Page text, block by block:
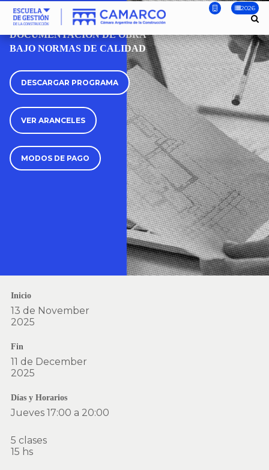
2026
CURSO
DOCUMENTACIÓN DE OBRA
BAJO NORMAS DE CALIDAD
DESCARGAR PROGRAMA
VER ARANCELES
MODOS DE PAGO
Inicio
13 de November
2025
Fin
11 de December
2025
Días y Horarios
Jueves 17:00 a 20:00
5 clases
15 hs